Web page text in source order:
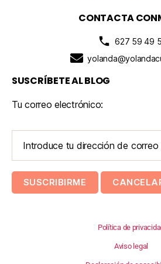
CONTACTA
627 59 49
SUSCRÍBETE AL BLOG
Tu correo electrónico:
Política de
Aviso legal